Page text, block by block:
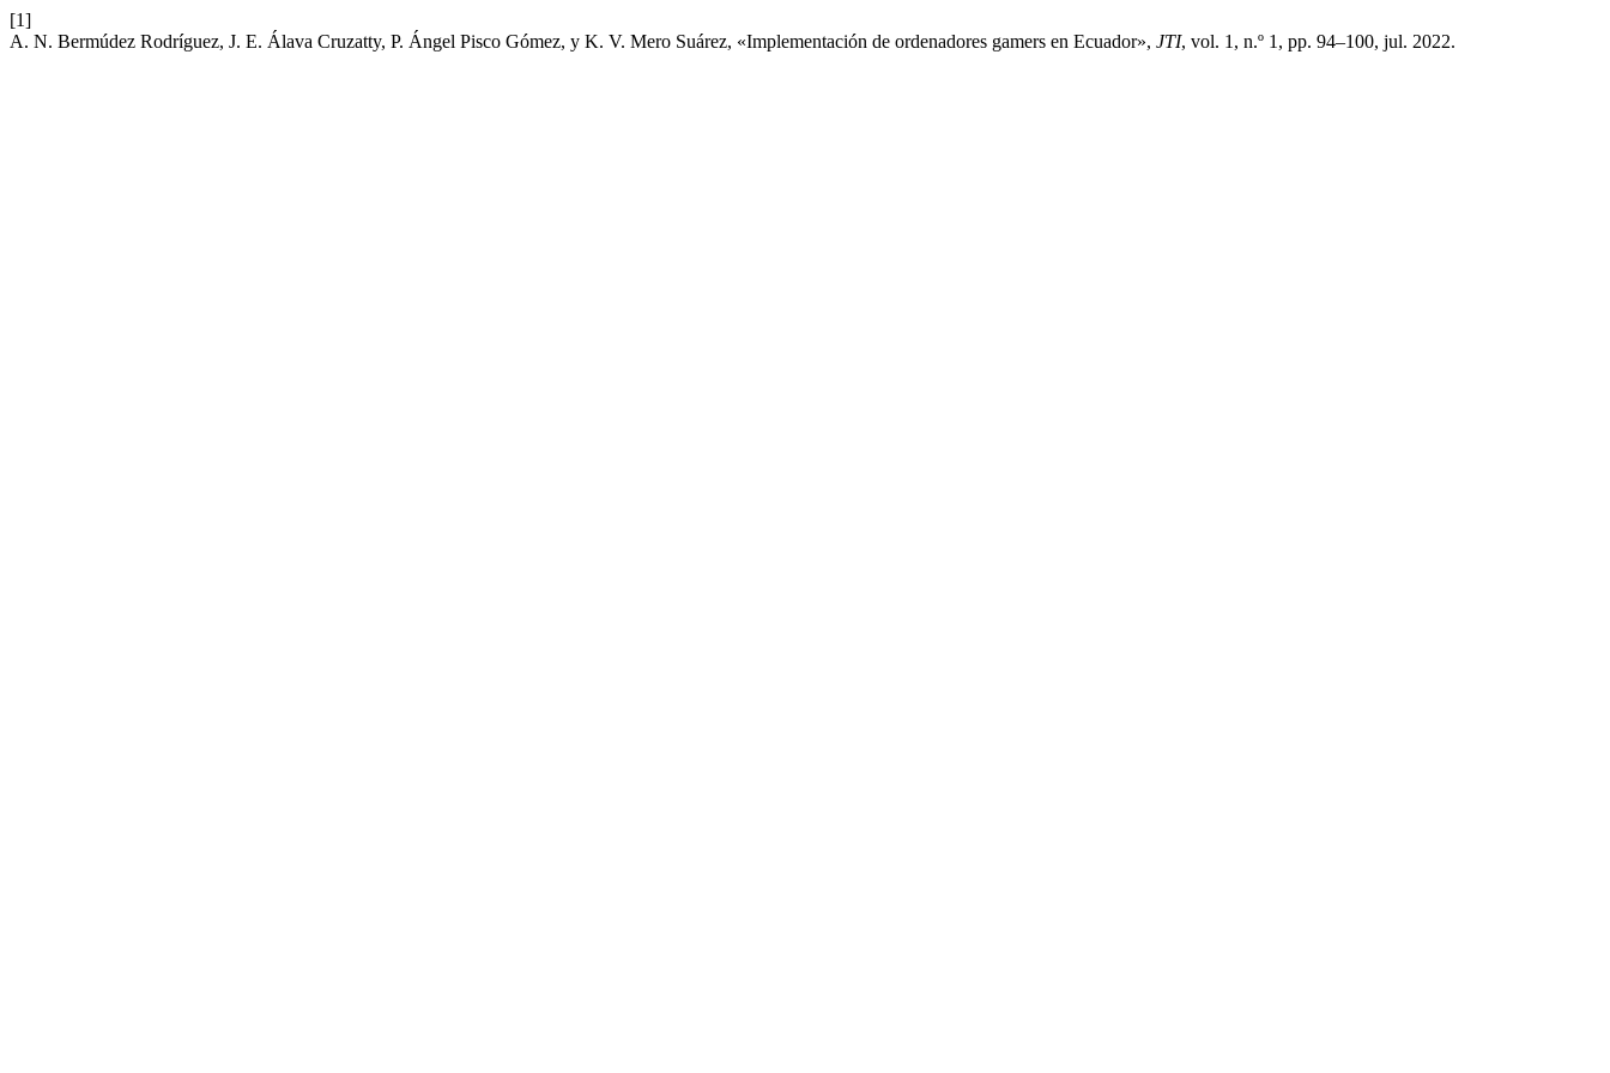
[1]
A. N. Bermúdez Rodríguez, J. E. Álava Cruzatty, P. Ángel Pisco Gómez, y K. V. Mero Suárez, «Implementación de ordenadores gamers en Ecuador», JTI, vol. 1, n.º 1, pp. 94–100, jul. 2022.